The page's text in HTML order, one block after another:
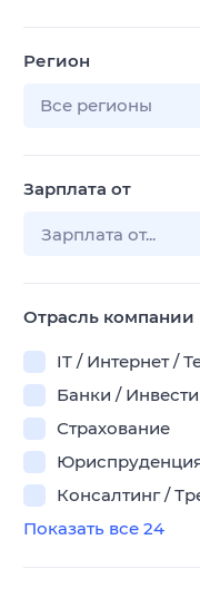
Регион
Все регионы
Зарплата от
Отрасль компании
IT / Интернет /
Банки /
Страхование
Консалтинг /
Показать все 24